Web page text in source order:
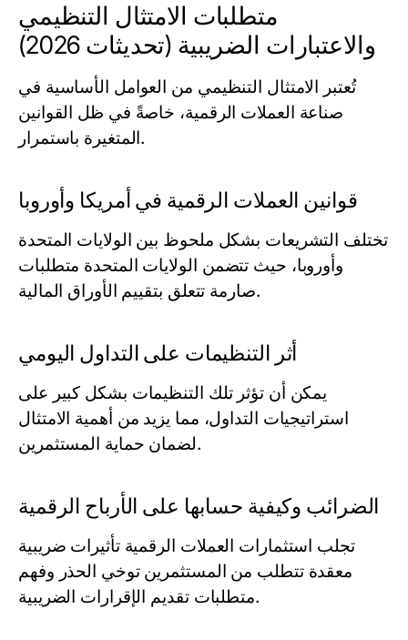
متطلبات الامتثال التنظيمي
والاعتبارات الضريبية (تحديثات 2026)
تُعتبر الامتثال التنظيمي من العوامل الأساسية في
صناعة العملات الرقمية، خاصةً في ظل القوانين
المتغيرة باستمرار.
قوانين العملات الرقمية في أمريكا وأوروبا
تختلف التشريعات بشكل ملحوظ بين الولايات المتحدة
وأوروبا، حيث تتضمن الولايات المتحدة متطلبات
صارمة تتعلق بتقييم الأوراق المالية.
أثر التنظيمات على التداول اليومي
يمكن أن تؤثر تلك التنظيمات بشكل كبير على
استراتيجيات التداول، مما يزيد من أهمية الامتثال
لضمان حماية المستثمرين.
الضرائب وكيفية حسابها على الأرباح الرقمية
تجلب استثمارات العملات الرقمية تأثيرات ضريبية
معقدة تتطلب من المستثمرين توخي الحذر وفهم
متطلبات تقديم الإقرارات الضريبية.